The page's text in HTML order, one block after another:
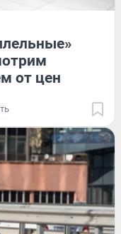
от цен